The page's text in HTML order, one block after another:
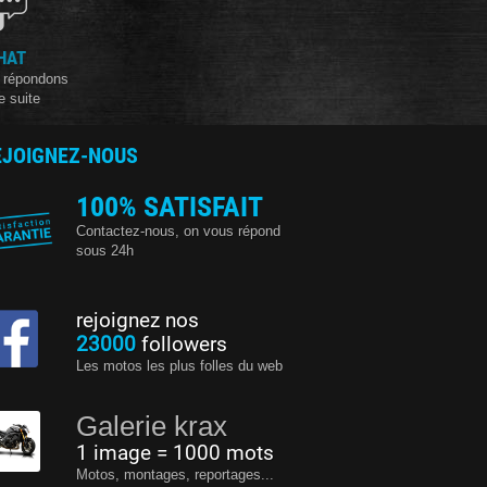
suite
NOUS
100% SATISFAIT
Contactez-nous, on vous répond
sous 24h
rejoignez nos
23000followers
Les motos les plus folles du web
Galerie krax
1 image = 1000 mots
Motos, montages, reportages...